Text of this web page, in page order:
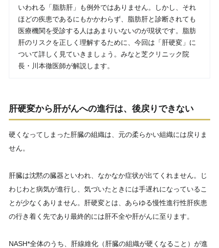
いわれる「脂肪肝」も例外ではありません。しかし、それ
ほどの疾患であるにもかかわらず、脂肪肝と診断されても
医療機関を受診する人はあまりいないのが現状です。脂肪
肝のリスクを正しく理解するために、今回は「肝硬変」に
ついて詳しく見ていきましょう。みなと芝クリニック院
長・川本徹医師が解説します。
肝硬変から肝がんへの進行は、後戻りできない
硬くなってしまった肝臓の組織は、元の柔らかい組織には戻りま
せん。
肝臓は沈黙の臓器といわれ、なかなか症状が出てくれません。じ
わじわと病気が進行し、気づいたときには手遅れになっているこ
とが少なくありません。肝硬変とは、あらゆる慢性進行性肝疾患
の行き着く先であり最終的には肝不全や肝がんに至ります。
NASH*全体のうち、肝線維化（肝臓の組織が硬くなること）が進